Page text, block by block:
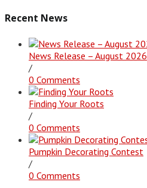
Recent News
News Release – August 2026
/
0 Comments
Finding Your Roots
/
0 Comments
Pumpkin Decorating Contest
/
0 Comments